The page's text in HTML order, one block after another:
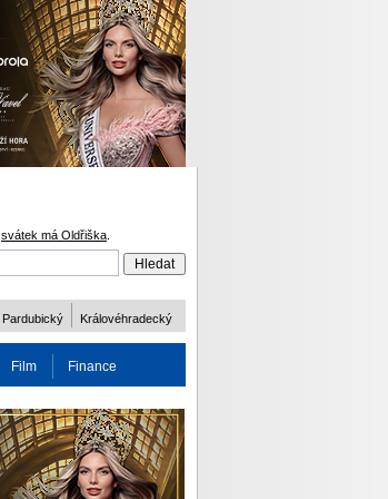
svátek má Oldřiška
Pardubický Královéhradecký
Film Finance
ODM 2016